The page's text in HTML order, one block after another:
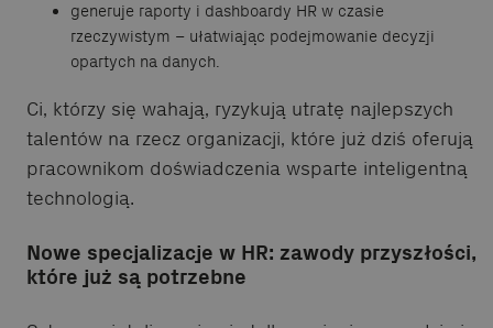
generuje raporty i dashboardy HR w czasie
rzeczywistym – ułatwiając podejmowanie decyzji
opartych na danych.
Ci, którzy się wahają, ryzykują utratę najlepszych
talentów na rzecz organizacji, które już dziś oferują
pracownikom doświadczenia wsparte inteligentną
technologią.
Nowe specjalizacje w HR: zawody przyszłości,
które już są potrzebne